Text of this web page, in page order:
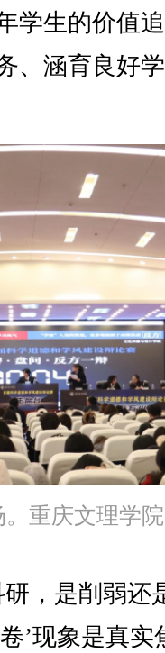
学生的价值
、涵育良好
重庆文理学
，是削弱还
’现象是真